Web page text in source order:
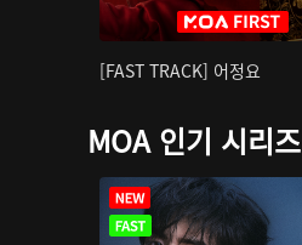
[FAST TRACK] 어정요
MOA 인기 시리즈